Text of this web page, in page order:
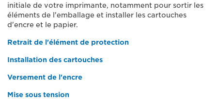
initiale de votre imprimante, notamment pour sortir les
éléments de l'emballage et installer les cartouches
d'encre et le papier.
Retrait de l'élément de protection
Installation des cartouches
Versement de l'encre
Mise sous tension